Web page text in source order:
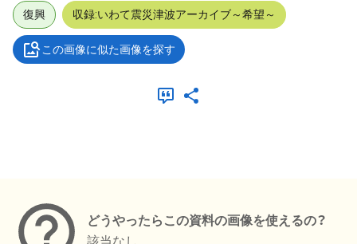
復興 収録:いわて震災津波アーカイブ～希望～
この画像に似た画像を探す
どうやったらこの資料の画像を使えるの？
該当なし